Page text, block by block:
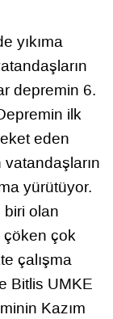
yıkıma
depremin 6.
ilk
eden
yürütüyor.
olan
çöken çok
çalışma
Bitlis UMKE
Kazım